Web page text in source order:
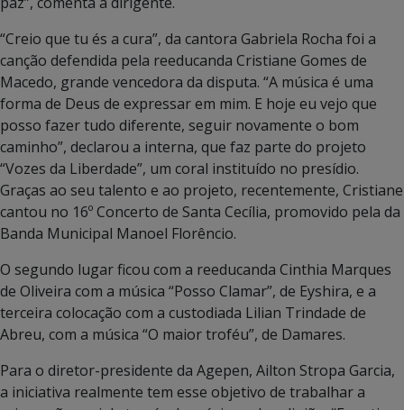
“Creio que tu és a cura”, da cantora Gabriela Rocha foi a
canção defendida pela reeducanda Cristiane Gomes de
Macedo, grande vencedora da disputa. “A música é uma
forma de Deus de expressar em mim. E hoje eu vejo que
posso fazer tudo diferente, seguir novamente o bom
caminho”, declarou a interna, que faz parte do projeto
“Vozes da Liberdade”, um coral instituído no presídio.
Graças ao seu talento e ao projeto, recentemente, Cristiane
cantou no 16º Concerto de Santa Cecília, promovido pela da
Banda Municipal Manoel Florêncio.
O segundo lugar ficou com a reeducanda Cinthia Marques
de Oliveira com a música “Posso Clamar”, de Eyshira, e a
terceira colocação com a custodiada Lilian Trindade de
Abreu, com a música “O maior troféu”, de Damares.
Para o diretor-presidente da Agepen, Ailton Stropa Garcia,
a iniciativa realmente tem esse objetivo de trabalhar a